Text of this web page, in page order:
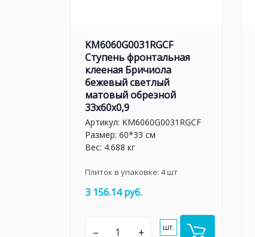
KM6060G0031RGCF
Ступень фронтальная
клееная Бричиола
бежевый светлый
матовый обрезной
33x60x0,9
Артикул: KM6060G0031RGCF
Размер: 60*33 см
Вес: 4.688 кг
Плиток в упаковке: 4шт
3 156.14 руб.
– + шт.